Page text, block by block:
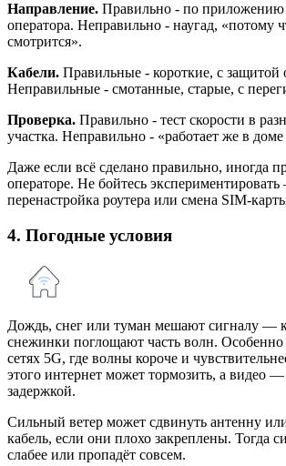
Направление. Правильно - по
оператора. Неправильно - наугад, «потому
смотрится».
Кабели. Правильные - короткие, с защитой
Неправильные - смотанные, старые, с
Проверка. Правильно - тест скорости в
участка. Неправильно - «работает же в
Даже если всё сделано правильно, иногда
операторе. Не бойтесь
перенастройка роутера или смена SIM-
4. Погодные условия
Дождь, снег или туман мешают сигналу —
снежинки поглощают часть волн. Особенно
сетях 5G, где волны короче и
этого интернет может тормозить, а видео —
задержкой.
Сильный ветер может сдвинуть антенну
кабель, если они плохо закреплены. Тогда
слабее или пропадёт совсем.